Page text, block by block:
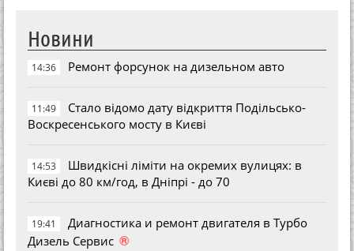
Новини
14:36 Ремонт форсунок на дизельном авто
11:49
Стало відомо дату відкриття Подільсько-
Воскресенського мосту в Києві
14:53
Швидкісні ліміти на окремих вулицях: в
Києві до 80 км/год, в Дніпрі - до 70
19:41
Диагностика и ремонт двигателя в Турбо
Дизель Сервис ®